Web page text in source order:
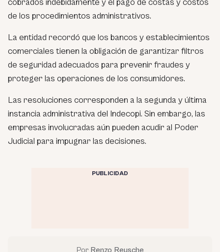
cobrados indebidamente y el pago de costas y costos
de los procedimientos administrativos.
La entidad recordó que los bancos y establecimientos
comerciales tienen la obligación de garantizar filtros
de seguridad adecuados para prevenir fraudes y
proteger las operaciones de los consumidores.
Las resoluciones corresponden a la segunda y última
instancia administrativa del Indecopi. Sin embargo, las
empresas involucradas aún pueden acudir al Poder
Judicial para impugnar las decisiones.
PUBLICIDAD
Por Renzo Reusche